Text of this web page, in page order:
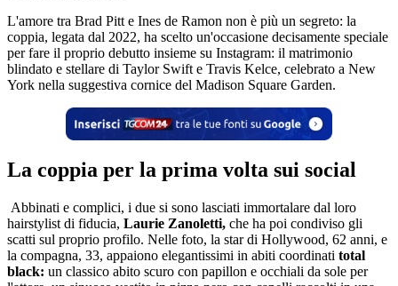
L'amore tra Brad Pitt e Ines de Ramon non è più un segreto: la
coppia, legata dal 2022, ha scelto un'occasione decisamente speciale
per fare il proprio debutto insieme su Instagram: il matrimonio
blindato e stellare di Taylor Swift e Travis Kelce, celebrato a New
York nella suggestiva cornice del Madison Square Garden.
La coppia per la prima volta sui social
Abbinati e complici, i due si sono lasciati immortalare dal loro
hairstylist di fiducia, Laurie Zanoletti, che ha poi condiviso gli
scatti sul proprio profilo. Nelle foto, la star di Hollywood, 62 anni, e
la compagna, 33, appaiono elegantissimi in abiti coordinati total
black: un classico abito scuro con papillon e occhiali da sole per